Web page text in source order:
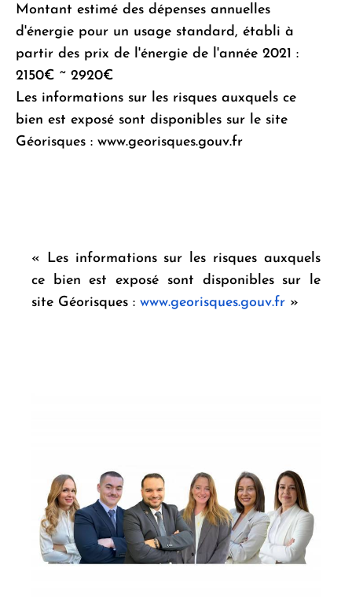
Montant estimé des dépenses annuelles
d'énergie pour un usage standard, établi à
partir des prix de l'énergie de l'année 2021 :
2150€ ~ 2920€
Les informations sur les risques auxquels ce
bien est exposé sont disponibles sur le site
Géorisques : www.georisques.gouv.fr
« Les informations sur les risques auxquels
ce bien est exposé sont disponibles sur le
site Géorisques : www.georisques.gouv.fr »